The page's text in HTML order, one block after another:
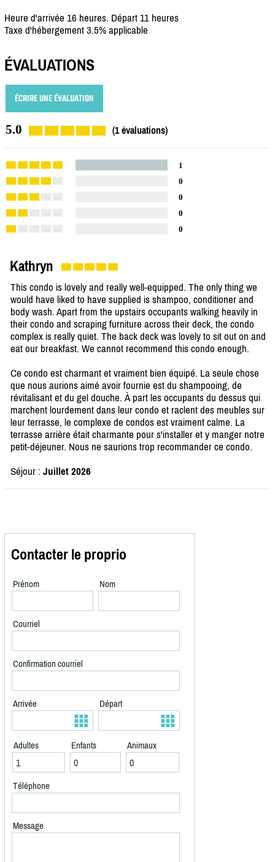
Heure d'arrivée 16 heures. Départ 11 heures
Taxe d'hébergement 3.5% applicable
ÉVALUATIONS
ÉCRIRE UNE ÉVALUATION
5.0 (1 évaluations)
1
0
0
0
0
Kathryn
This condo is lovely and really well-equipped. The only thing we
would have liked to have supplied is shampoo, conditioner and
body wash. Apart from the upstairs occupants walking heavily in
their condo and scraping furniture across their deck, the condo
complex is really quiet. The back deck was lovely to sit out on and
eat our breakfast. We cannot recommend this condo enough.
Ce condo est charmant et vraiment bien équipé. La seule chose
que nous aurions aimé avoir fournie est du shampooing, de
révitalisant et du gel douche. À part les occupants du dessus qui
marchent lourdement dans leur condo et raclent des meubles sur
leur terrasse, le complexe de condos est vraiment calme. La
terrasse arrière était charmante pour s'installer et y manger notre
petit-déjeuner. Nous ne saurions trop recommander ce condo.
Séjour : Juillet 2026
Contacter le proprio
Prénom Nom
Courriel
Confirmation courriel
Arrivée Départ
Adultes Enfants Animaux
Téléphone
Message